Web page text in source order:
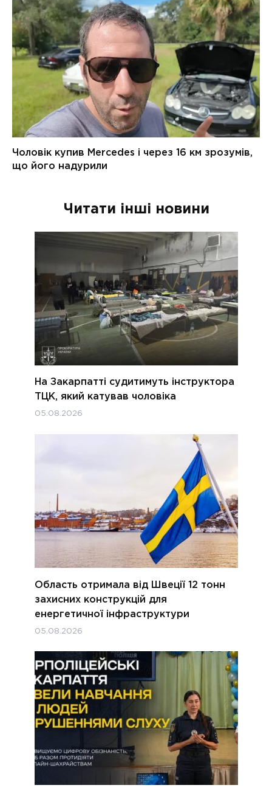
Читати інші новини
На Закарпатті судитимуть інструктора
ТЦК, який катував чоловіка
05.08.2026
Область отримала від Швеції 12 тонн
захисних конструкцій для
енергетичної інфраструктури
05.08.2026